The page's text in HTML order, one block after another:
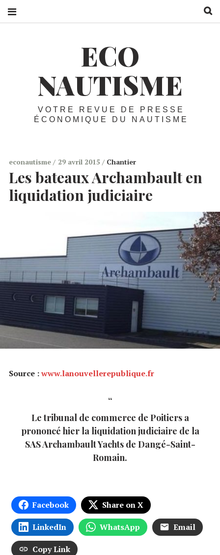
ECO
NAUTISME
VOTRE REVUE DE PRESSE
ÉCONOMIQUE DU NAUTISME
econautisme 29 avril 2015 Chantier
Les bateaux Archambault en
liquidation judiciaire
Source :www.lanouvellerepublique.fr
Le tribunal de commerce de Poitiers a
prononcé hier la liquidation judiciaire de la
SAS Archambault Yachts de Dangé-Saint-
Romain.
Facebook Share on X
LinkedIn WhatsApp Email
Copy Link